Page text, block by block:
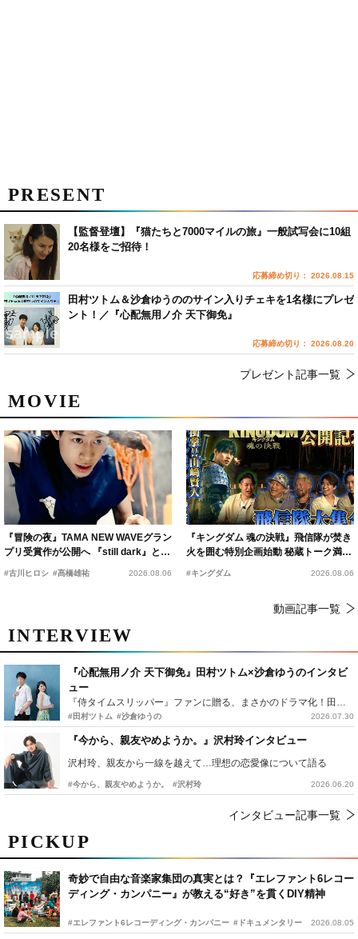
PICKUP
奇妙で自由な音楽家集団の真実とは？『エレファント6レコー
ディング・カンパニー』が教える“好き”を貫くDIY精神
#エレファント6レコーディング・カンパニー #ドキュメンタリー 2026.08.05
MOVIE
『冒険の夜』TAMA NEW WAVEグラン
プリ受賞作が公開へ 『still dark』と同
#古川ヒロシ #髙橋雄祐 2026.08.06
『キングダム 魂の決戦』飛信隊が焚き
火を囲む特別企画始動 秘蔵トーク満載
#キングダム 2026.08.06
動画記事一覧
INTERVIEW
『心配無用ノ介 天下御免』田村ツトム×沙倉ゆうのインタビ
ュー
『侍タイムスリッパー』ファンに贈る、まさかのドラマ化！田村ツトム×沙倉ゆうのが語る『心配無用ノ介』撮影秘話
#田村ツトム #沙倉ゆうの 2026.07.30
『今から、親友やめようか。』沢村玲インタビュー
沢村玲、親友から一線を越えて…理想の恋愛像について語る
#今から、親友やめようか。 #沢村玲 2026.06.20
インタビュー記事一覧
PRESENT
【監督登壇】『猫たちと7000マイルの旅』一般試写会に10組
20名様をご招待！
応募締め切り： 2026.08.15
田村ツトム＆沙倉ゆうののサイン入りチェキを1名様にプレゼ
ント！／『心配無用ノ介 天下御免』
応募締め切り： 2026.08.20
プレゼント記事一覧